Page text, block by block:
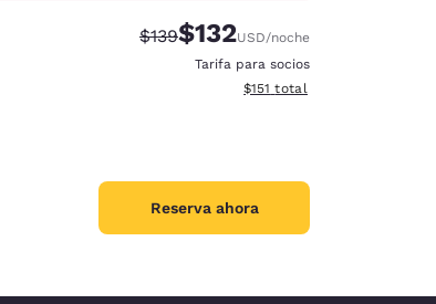
Tarifa tachada:
$139Tarifa reducida:
$132USD/noche
Tarifa para socios
Ver detalles totales
$151 total
Reserva ahora